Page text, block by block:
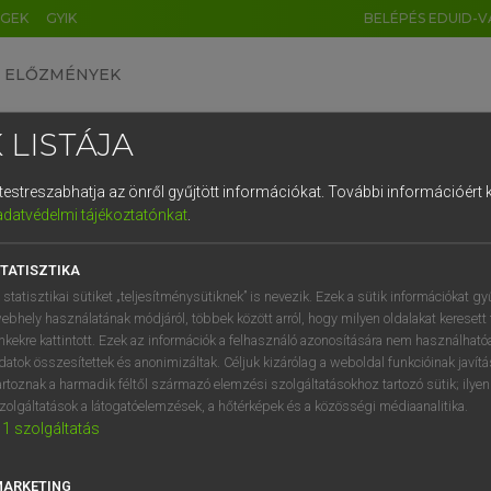
GYIK BELÉPÉS EDUID-
ELŐZMÉNYEK
szótár
VAN ELŐFIZETÉSED?
megtekintéséhez.
LISTÁJA
az önről gyűjtött információkat. További információért
tájékoztatónkat.
statisztikai sütiket „teljesítménysütiknek” is nevezik. Ezek a sütik információkat
használatának módjáról, többek között arról, hogy milyen oldalakat keresett
kattintott. Ezek az információk a felhasználó azonosítására nem
összesítettek és anonimizáltak. Céljuk kizárólag a weboldal funkcióinak
a harmadik féltől származó elemzési szolgáltatásokhoz tartozó sütik;
a látogatóelemzések, a hőtérképek és a közösségi médiaanalitika.
1 szolgáltatás
DE CN FR ES IT NL
1 2 3 4 5 6 7 8 9
q w e r t z u i
a s d f g h j k l é
í y x c v b n m , .